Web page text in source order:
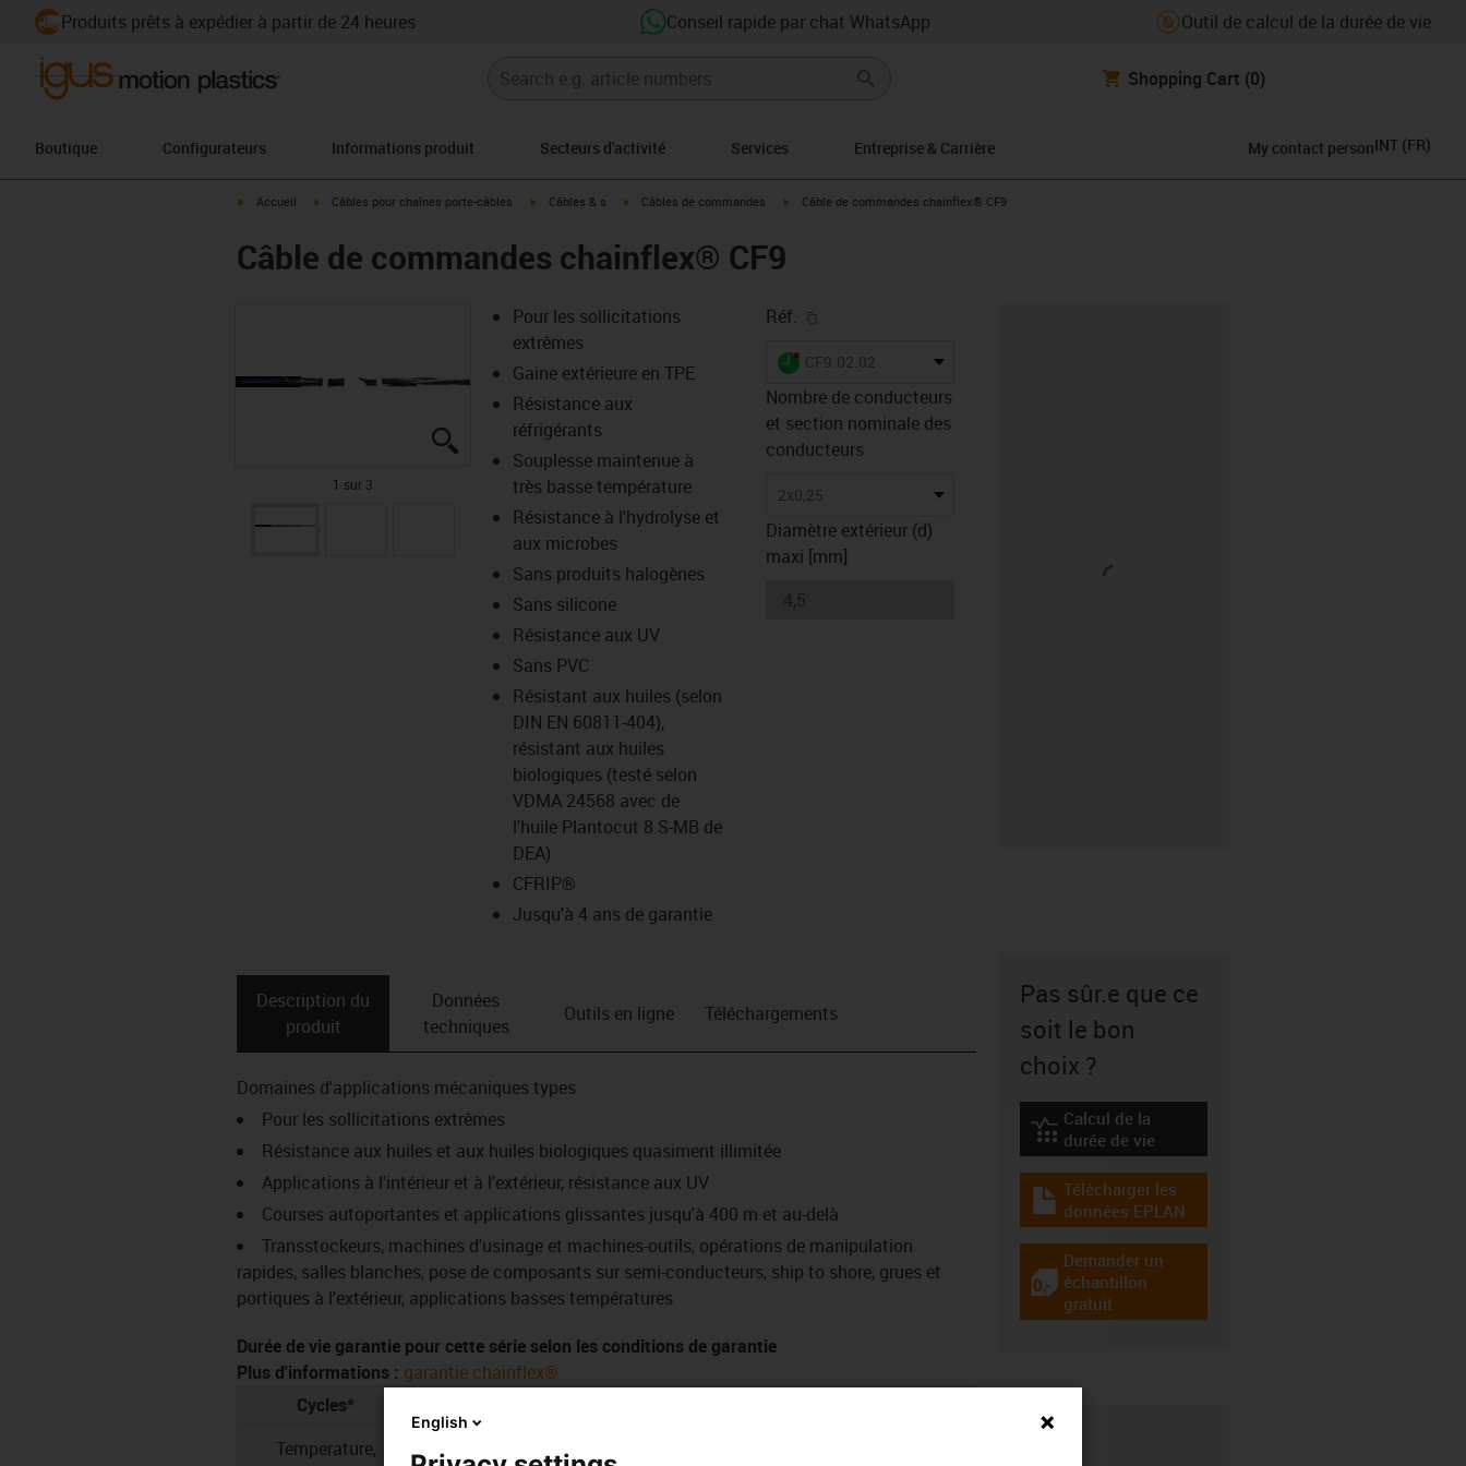
Produits prêts à expédier à partir de 24 heures Conseil rapide par chat WhatsApp Outil de calcul de la durée de vie
Shopping Cart (0)
Boutique Configurateurs Informations produit Secteurs d'activité Services Entreprise & Carrière My contact personINT (FR)
igus-icon-arrow-right
Accueil igus-icon-arrow-right
Câbles pour chaînes porte-câbles igus-icon-arrow-right
Câbles & s igus-icon-arrow-right
Câbles de commandes igus-icon-arrow-right
Câble de commandes chainflex® CF9
Câble de commandes chainflex® CF9
igus-icon-lupe
igus-icon-lupe
igus-icon-lupe
1 sur 3
Pour les sollicitations
extrêmes
Gaine extérieure en TPE
Résistance aux
réfrigérants
Souplesse maintenue à
très basse température
Résistance à l'hydrolyse et
aux microbes
Sans produits halogènes
Sans silicone
Résistance aux UV
Sans PVC
Résistant aux huiles (selon
DIN EN 60811-404),
résistant aux huiles
biologiques (testé selon
VDMA 24568 avec de
l'huile Plantocut 8 S-MB de
DEA)
CFRIP®
Jusqu'à 4 ans de garantie
Réf.
igus-icon-lieferzeit-dot
CF9.02.02
Nombre de conducteurs
et section nominale des
conducteurs
2x0,25
Diamètre extérieur (d)
maxi [mm]
Description du
produit
Données
techniques
Outils en ligne Téléchargements
Domaines d'applications mécaniques types
Pour les sollicitations extrêmes
Résistance aux huiles et aux huiles biologiques quasiment illimitée
Applications à l'intérieur et à l'extérieur, résistance aux UV
Courses autoportantes et applications glissantes jusqu'à 400 m et au-delà
Transstockeurs, machines d'usinage et machines-outils, opérations de manipulation
rapides, salles blanches, pose de composants sur semi-conducteurs, ship to shore, grues et
portiques à l'extérieur, applications basses températures
Durée de vie garantie pour cette série selon les conditions de garantie
Plus d'informations : garantie chainflex®
Cycles*
Temperature,
Pas sûr.e que ce
soit le bon
choix ?
igus-icon-lebensdauerrechner
Calcul de la
durée de vie
igus-icon-download-plan
Télécharger les
données EPLAN
igus-icon-gratismuster
Demander un
échantillon
gratuit
English